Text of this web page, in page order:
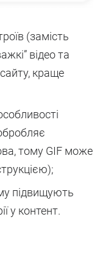
(замість
відео та
краще
тому GIF може
підвищують
у контент.